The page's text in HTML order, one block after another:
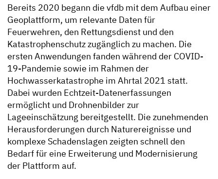
Bereits 2020 begann die vfdb mit dem Aufbau einer
Geoplattform, um relevante Daten für
Feuerwehren, den Rettungsdienst und den
Katastrophenschutz zugänglich zu machen. Die
ersten Anwendungen fanden während der COVID-
19-Pandemie sowie im Rahmen der
Hochwasserkatastrophe im Ahrtal 2021 statt.
Dabei wurden Echtzeit-Datenerfassungen
ermöglicht und Drohnenbilder zur
Lageeinschätzung bereitgestellt. Die zunehmenden
Herausforderungen durch Naturereignisse und
komplexe Schadenslagen zeigten schnell den
Bedarf für eine Erweiterung und Modernisierung
der Plattform auf.